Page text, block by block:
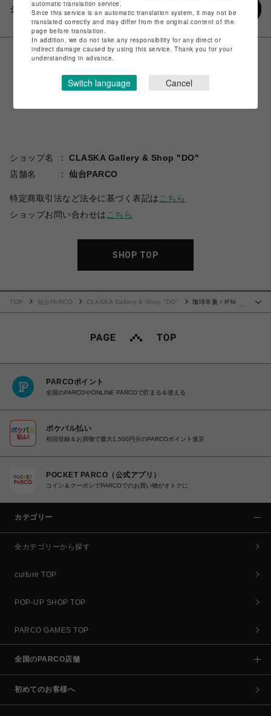
シェアする
ショップ名
CLASKA Gallery & Shop "DO"
店舗名
仙台PARCO
特定商取引法など法令に基づく表記は こちら
ショップお問い合わせは こちら
SHOP TOP
…
TOP 仙台PARCO CLASKA Gallery & Shop "DO"
珈琲羊羹 / IFNi
PARCOポイント
全国のPARCOやONLINE PARCOで貯まる＆使える
ポケパル払い
初回登録＆お買物で最大1,500円分のPARCOポイント進呈
POCKET PARCO（公式アプリ）
コイン＆クーポンでPARCOでのお買い物がオトクに
カテゴリー
全カテゴリーから探す
culture TOP
POP-UP SHOP TOP
PARCO GAMES TOP
全国のPARCO店舗
初めてのお客様へ
automatic translation service.
Since this service is an automatic translation system, it may not be
translated correctly and may differ from the original content of the
page before translation.
In addition, we do not take any responsibility for any direct or
indirect damage caused by using this service. Thank you for your
understanding in advance.
Switch language Cancel